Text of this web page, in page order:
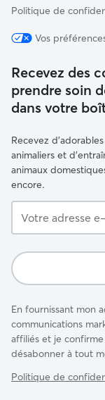
Politique de
Vos
Recevez des
prendre soin
dans votre
Recevez
animaliers et
animaux
encore.
adresse
mail…
En fournissant mon
communications
affiliés et je
désabonner à tout
Politique de